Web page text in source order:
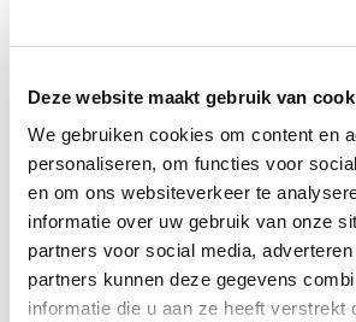
Deze website maakt gebruik van
We gebruiken cookies om content en
personaliseren, om functies voor
en om ons websiteverkeer te
informatie over uw gebruik van onze
partners voor social media,
partners kunnen deze gegevens
informatie die u aan ze heeft verstrekt
€79.50.€63.60.
VESPER JERSEY
BROWN
€79.00
prijs
was:
€79.00.
€39.50Huidige
prijs
is:
€39.50.
Opties selecteren
LM Wielershirt lange